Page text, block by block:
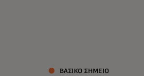
ΒΑΣΙΚΟ ΣΗΜΕΙΟ